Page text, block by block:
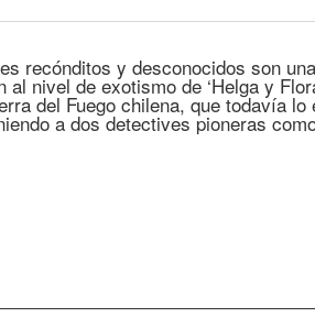
recónditos y desconocidos son
al nivel de exotismo de ‘Helga y
del Fuego chilena, que todavía
a dos detectives pioneras